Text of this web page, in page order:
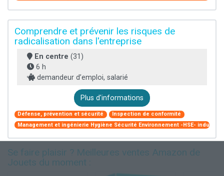
Comprendre et prévenir les risques de
radicalisation dans l'entreprise
En centre (31)
6 h
demandeur d’emploi, salarié
Plus d'informations
Défense, prévention et sécurité
Inspection de conformité
Management et ingénierie Hygiène Sécurité Environnement -HSE-
Se faire plaisir ? Meilleures ventes Amazon de
Jouets du moment :